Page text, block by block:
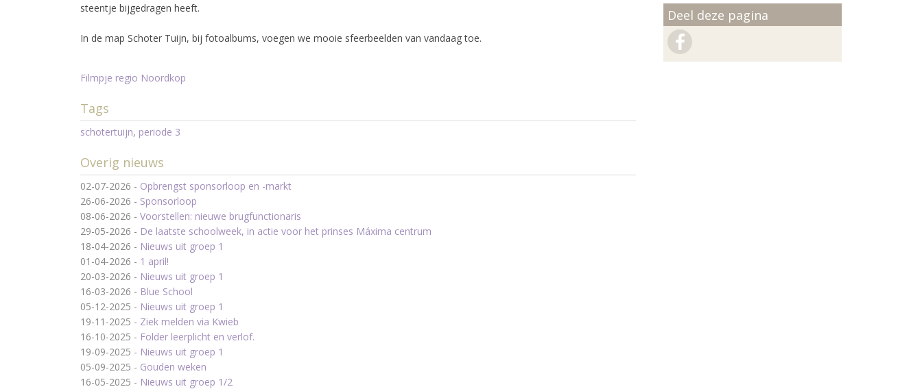
steentje bijgedragen heeft.
In de map Schoter Tuijn, bij fotoalbums, voegen we mooie sfeerbeelden van vandaag toe.
Filmpje regio Noordkop
Tags
schotertuijn, periode 3
Overig nieuws
02-07-2026 - Opbrengst sponsorloop en -markt
26-06-2026 - Sponsorloop
08-06-2026 - Voorstellen: nieuwe brugfunctionaris
29-05-2026 - De laatste schoolweek, in actie voor het prinses Máxima centrum
18-04-2026 - Nieuws uit groep 1
01-04-2026 - 1 april!
20-03-2026 - Nieuws uit groep 1
16-03-2026 - Blue School
05-12-2025 - Nieuws uit groep 1
19-11-2025 - Ziek melden via Kwieb
16-10-2025 - Folder leerplicht en verlof.
19-09-2025 - Nieuws uit groep 1
05-09-2025 - Gouden weken
16-05-2025 - Nieuws uit groep 1/2
Deel deze pagina